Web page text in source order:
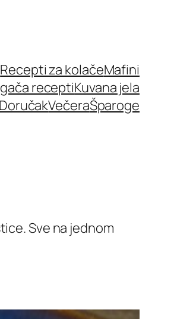
Recepti za kolačeMafini
receptiKuvana jela
DoručakVečeraŠparoge
Sve na jednom